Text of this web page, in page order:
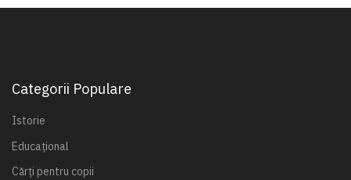
Categorii Populare
Istorie
Educațional
Cărți pentru copii